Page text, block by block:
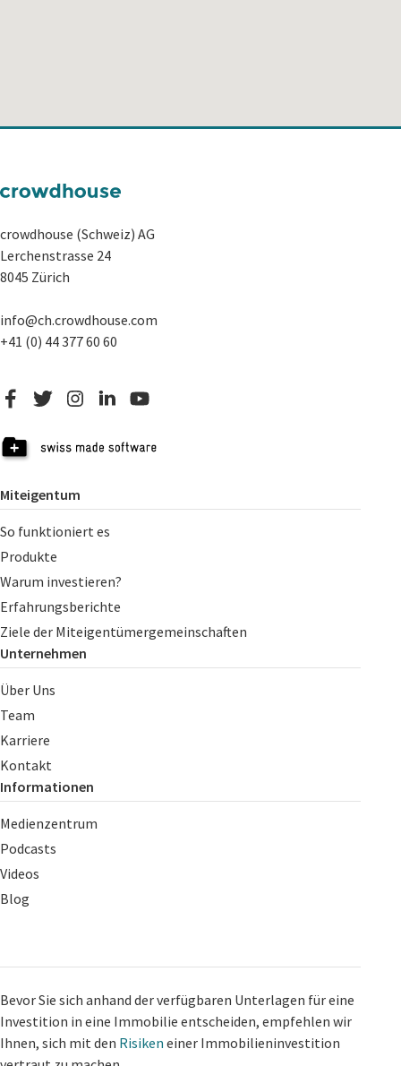
crowdhouse (Schweiz) AG
Lerchenstrasse 24
8045 Zürich
info@ch.crowdhouse.com
+41 (0) 44 377 60 60
Miteigentum
So funktioniert es
Produkte
Warum investieren?
Erfahrungsberichte
Ziele der Miteigentümergemeinschaften
Unternehmen
Über Uns
Team
Karriere
Kontakt
Informationen
Medienzentrum
Podcasts
Videos
Blog
Bevor Sie sich anhand der verfügbaren Unterlagen für eine
Investition in eine Immobilie entscheiden, empfehlen wir
Ihnen, sich mit den Risiken einer Immobilieninvestition